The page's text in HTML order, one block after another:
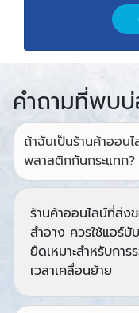
คำถามที่พบ
ถ้าฉันเป็นร้านค้าออน
พลาสติกกันกระแทก?
ร้านค้าออนไลน์ที่ส่ง
สำอาง ควรใช้แอร์
ยืดเหมาะสำหรับกา
เวลาเคลื่อนย้าย